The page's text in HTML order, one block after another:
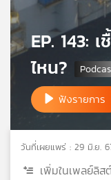
เครือ
ข่าย
วิทยุ
ไทย
แผนที่
วิทยุ
EP. 143:
ไหน?
ฟังรายการ
วันที่เผยแพร่ : 29 มิ.ย.
เพิ่มในเพลย์ลิส